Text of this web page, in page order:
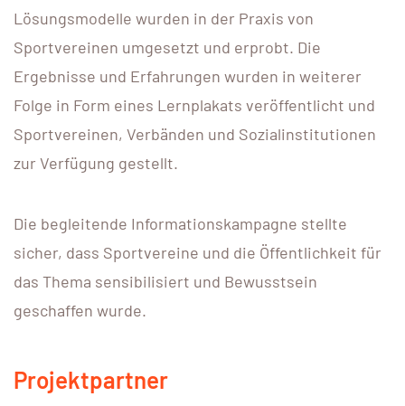
Lösungsmodelle wurden in der Praxis von
Sportvereinen umgesetzt und erprobt. Die
Ergebnisse und Erfahrungen wurden in weiterer
Folge in Form eines Lernplakats veröffentlicht und
Sportvereinen, Verbänden und Sozialinstitutionen
zur Verfügung gestellt.
Die begleitende Informationskampagne stellte
sicher, dass Sportvereine und die Öffentlichkeit für
das Thema sensibilisiert und Bewusstsein
geschaffen wurde.
Projektpartner